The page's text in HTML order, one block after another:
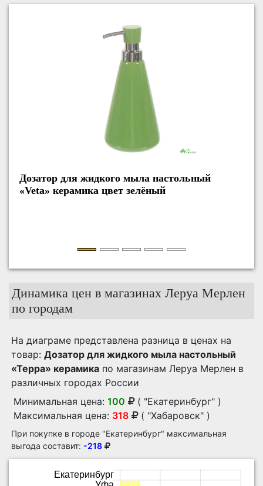
Дозатор для жидкого мыла настольный
«Veta» керамика цвет зелёный
Динамика цен в магазинах Леруа Мерлен
по городам
На диаграме представлена разница в ценах на
товар: Дозатор для жидкого мыла настольный
«Терра» керамика по магазинам Леруа Мерлен в
различных городах России
Минимальная цена: 100
( "Екатеринбург" )
Максимальная цена: 318 ( "Хабаровск" )
При покупке в городе "Екатеринбург" максимальная
выгода составит: -218